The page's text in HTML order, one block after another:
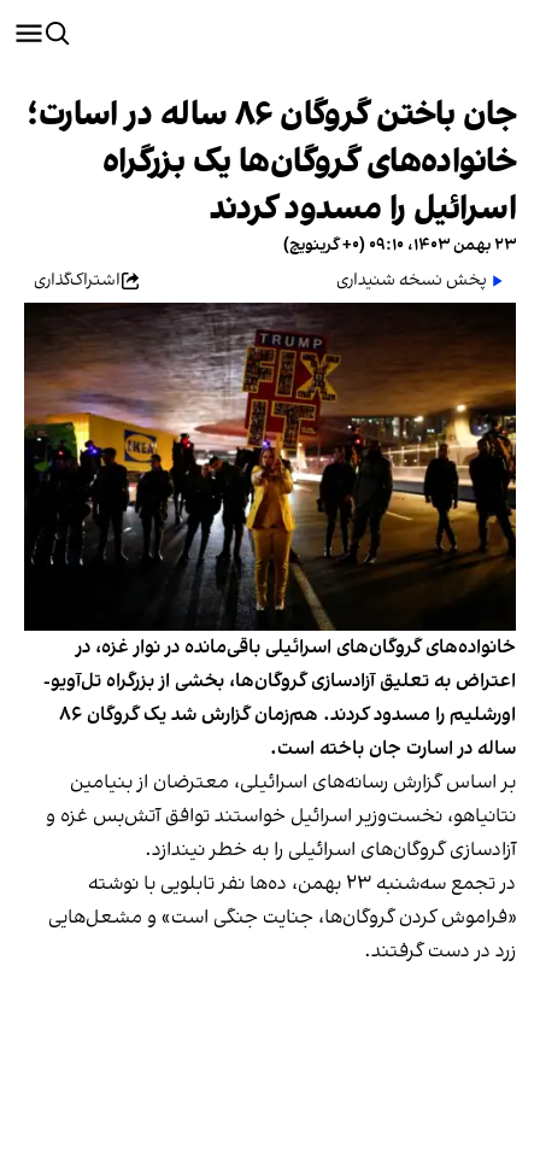
جان باختن گروگان ۸۶ ساله در اسارت؛
خانواده‌های گروگان‌ها یک بزرگراه
اسرائیل را مسدود کردند
۲۳ بهمن ۱۴۰۳، ۰۹:۱۰ (‎+۰ گرینویچ)
پخش نسخه شنیداری
اشتراک‌گذاری
خانواده‌های گروگان‌های اسرائیلی باقی‌مانده در نوار غزه، در
اعتراض به تعلیق آزادسازی گروگان‌ها، بخشی از بزرگراه تل‌آویو-
اورشلیم را مسدود کردند. هم‌زمان گزارش شد یک گروگان ۸۶
ساله در اسارت جان باخته است.
بر اساس گزارش رسانه‌های اسرائیلی، معترضان از بنیامین
نتانیاهو، نخست‌وزیر اسرائیل خواستند توافق آتش‌بس غزه و
آزادسازی گروگان‌های اسرائیلی را به خطر نیندازد.
در تجمع سه‌شنبه ۲۳ بهمن، ده‌ها نفر تابلویی با نوشته
«فراموش کردن گروگان‌ها، جنایت جنگی است» و مشعل‌هایی
زرد در دست گرفتند.